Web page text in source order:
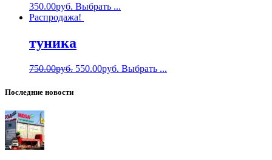
350.00руб. Выбрать ...
Распродажа!
туника
750.00руб. 550.00руб. Выбрать ...
Последние новости